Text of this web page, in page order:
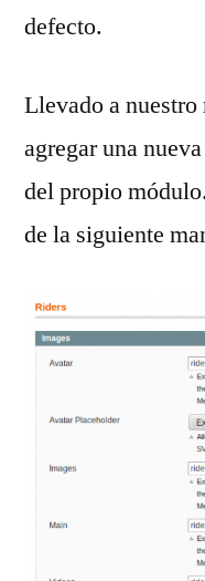
defecto.
Llevado a
agregar una
del propio
de la siguiente